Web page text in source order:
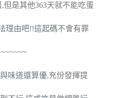
但是其他363天就不能吃蛋
理由吧!!這起碼不會有罪
味道還算優,充份發揮提